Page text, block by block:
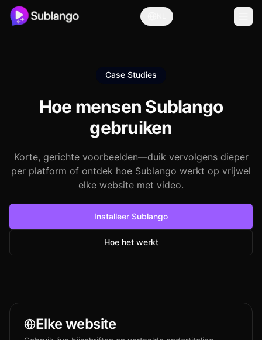
Case Studies
Hoe mensen Sublango
gebruiken
Korte, gerichte voorbeelden—duik vervolgens dieper
per platform of ontdek hoe Sublango werkt op vrijwel
elke website met video.
Installeer Sublango
Hoe het werkt
Elke website